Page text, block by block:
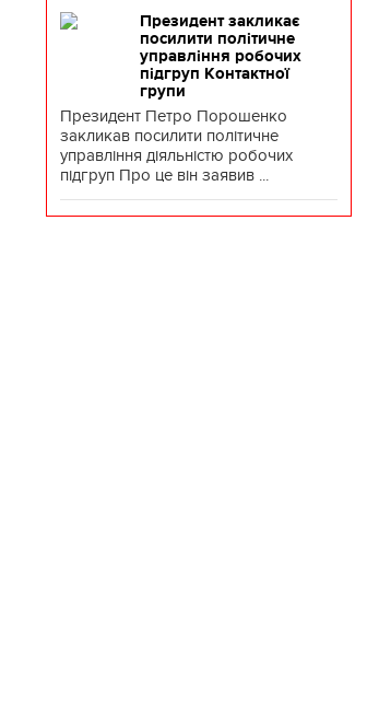
Президент закликає
посилити політичне
управління робочих
підгруп Контактної
групи
Президент Петро Порошенко
закликав посилити політичне
управління діяльністю робочих
підгруп Про це він заявив ...